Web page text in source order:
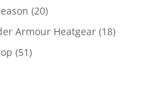
(20)
Armour Heatgear (18)
(51)